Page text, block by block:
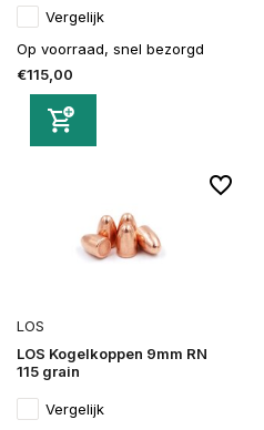
Vergelijk
Op voorraad, snel bezorgd
€115,00
LOS
LOS Kogelkoppen 9mm RN
115 grain
Vergelijk